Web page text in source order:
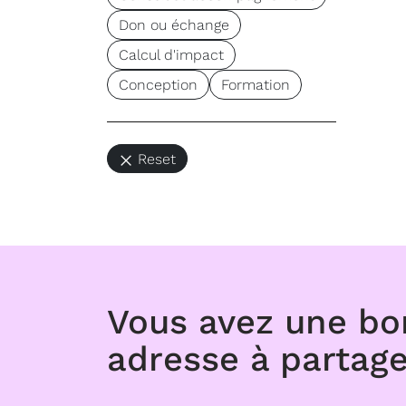
Don ou échange
Calcul d'impact
Conception
Formation
Reset
Vous avez une
adresse à